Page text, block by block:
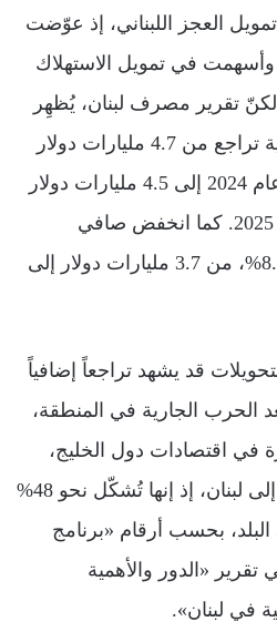
العجز اللبناني، إذ عوّضت
وأسهمت في تمويل الاستهلاك
تقرير مصرف لبنان، يُظهِر
أن فائض التحويلات الجارية تراجع من 4.7 مليارات دولار
في أول تسعة أشهر من عام 2024 إلى 4.5 مليارات دولار
في الفترة نفسها من عام 2025. كما انخفض صافي
تحويلات العاملين بنسبة 8.1%، من 3.7 مليارات دولار إلى
قد يشهد تراجعاً إضافياً
بعد الحرب الجارية في المنطقة،
في اقتصادات دول الخليج،
المهمة للتحويلات الجارية إلى لبنان، إذ إنها تُشكّل نحو 48%
بحسب أرقام «برنامج
تقرير «الدور والأهمية
في لبنان».